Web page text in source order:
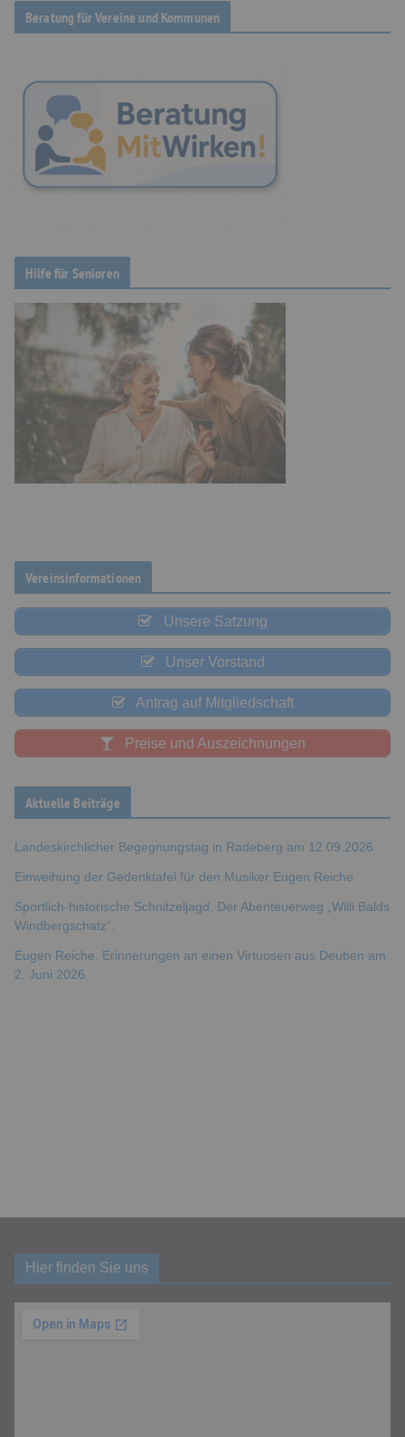
Beratung für Vereine und Kommunen
Hilfe für Senioren
Vereinsinformationen
Unsere Satzung
Unser Vorstand
Antrag auf Mitgliedschaft
Preise und Auszeichnungen
Aktuelle Beiträge
Landeskirchlicher Begegnungstag in Radeberg am 12.09.2026
Einweihung der Gedenktafel für den Musiker Eugen Reiche
Sportlich-historische Schnitzeljagd. Der Abenteuerweg „Willi Balds
Windbergschatz“.
Eugen Reiche. Erinnerungen an einen Virtuosen aus Deuben am
2. Juni 2026
Hier finden Sie uns